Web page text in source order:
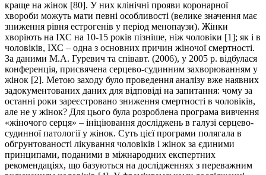
краще на жінок [80]. У них клінічні прояви коронарної
хвороби можуть мати певні особливості (велике значення має
зниження рівня естрогенів у період менопаузи). Жінки
хворіють на ІХС на 10-15 років пізніше, ніж чоловіки [1]; як і в
чоловіків, ІХС – одна з основних причин жіночої смертності.
За даними М.А. Гуревич та співавт. (2006), у 2005 р. відбулася
конференція, присвячена серцево-судинним захворюванням у
жінок [2]. Метою заходу було проведення аналізу вже наявних
задокументованих даних для відповіді на запитання: чому за
останні роки зареєстровано зниження смертності в чоловіків,
але не у жінок? Для цього була розроблена програма вивчення
«жіночого серця» – ініціювання досліджень в галузі серцево-
судинної патології у жінок. Суть цієї програми полягала в
обгрунтованості лікування чоловіків і жінок за єдиними
принципами, поданими в міжнародних експертних
рекомендаціях, що базуються на дослідженнях з переважним